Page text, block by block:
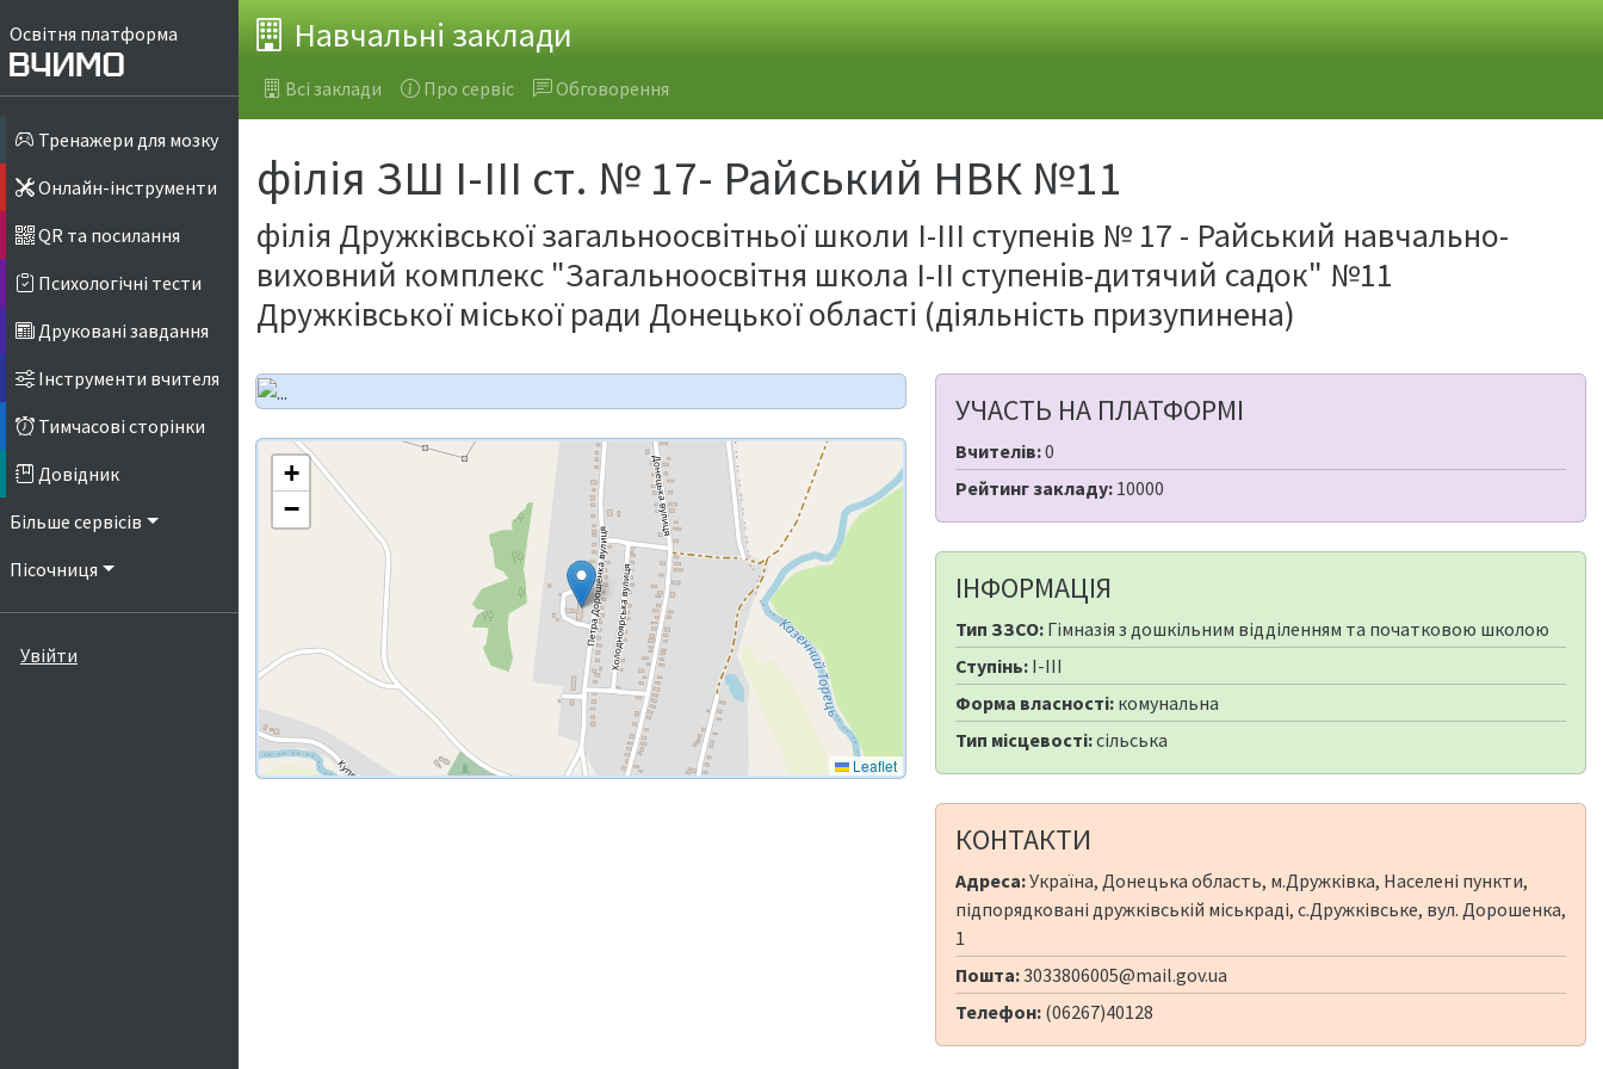
Освітня платформа
Тренажери для мозку
Онлайн-інструменти
QR та посилання
Психологічні тести
Друковані завдання
Інструменти вчителя
Тимчасові сторінки
Довідник
Більше сервісів
Пісочниця
Увійти
Навчальні заклади
Всі заклади Про сервіс Обговорення
філія ЗШ І-ІІІ ст. № 17- Райський НВК №11
філія Дружківської загальноосвітньої школи І-ІІІ ступенів № 17 - Райський навчально-
виховний комплекс "Загальноосвітня школа І-ІІ ступенів-дитячий садок" №11
Дружківської міської ради Донецької області (діяльність призупинена)
+
−
Leaflet
УЧАСТЬ НА ПЛАТФОРМІ
Вчителів:0
Рейтинг закладу: 10000
ІНФОРМАЦІЯ
Тип ЗЗСО: Гімназія з дошкільним відділенням та початковою школою
Ступінь: I-III
Форма власності: комунальна
Тип місцевості:сільська
КОНТАКТИ
Адреса:Україна, Донецька область, м.Дружківка, Населені пункти,
підпорядковані дружківській міськраді, с.Дружківське, вул. Дорошенка,
1
Пошта:3033806005@mail.gov.ua
Телефон: (06267)40128